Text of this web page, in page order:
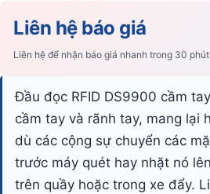
Liên hệ báo giá
Liên hệ để nhận báo giá nhanh trong 30 phút
Đầu đọc RFID DS9900 cầm
cầm tay và rãnh tay, mang lại
dù các cộng sự chuyển các
trước máy quét hay nhặt nó
trên quầy hoặc trong xe đẩy.